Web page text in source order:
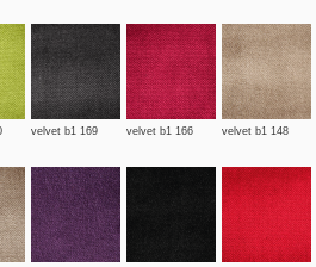
velvet b1 169 velvet b1 166 velvet b1 148